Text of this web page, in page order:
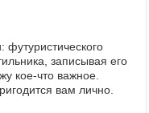
записывая его
кое-что важное.
вам лично.